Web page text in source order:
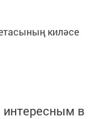
киләсе
в